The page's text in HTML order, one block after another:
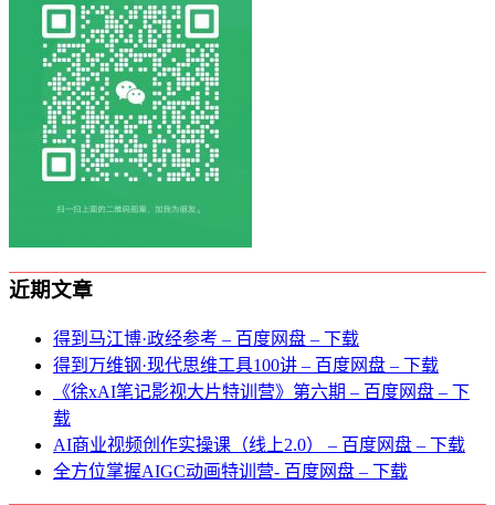
近期文章
得到马江博·政经参考 – 百度网盘 – 下载
得到万维钢·现代思维⼯具100讲 – 百度网盘 – 下载
《徐xAI笔记影视大片特训营》第六期 – 百度网盘 – 下
载
AI商业视频创作实操课（线上2.0） – 百度网盘 – 下载
全方位掌握AIGC动画特训营- 百度网盘 – 下载